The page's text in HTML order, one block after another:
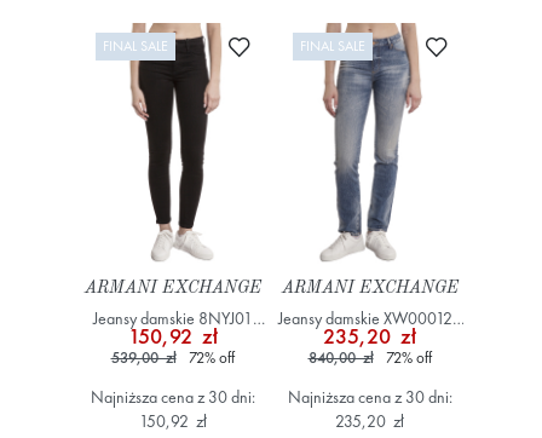
FINAL SALE Dodaj do ulubionych
ARMANI EXCHANGE
Jeansy damskie 8NYJ01
Y3TCZ Czarny
150,92 zł
539,00 zł 72%off
Najniższa cena z 30 dni:
150,92 zł
FINAL SALE Dodaj do
ARMANI EXCHANGE
Jeansy damskie XW000127
AF12865 Niebieski
235,20 zł
840,00 zł 72%off
Najniższa cena z 30 dni:
235,20 zł